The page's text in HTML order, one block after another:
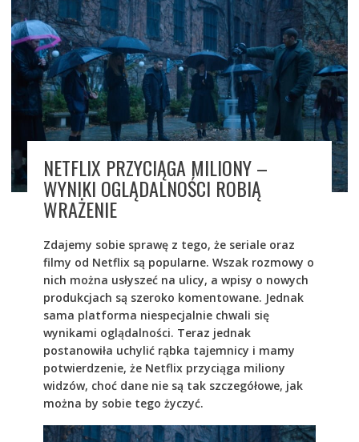
NETFLIX PRZYCIĄGA MILIONY –
WYNIKI OGLĄDALNOŚCI ROBIĄ
WRAŻENIE
Zdajemy sobie sprawę z tego, że seriale oraz
filmy od Netflix są popularne. Wszak rozmowy o
nich można usłyszeć na ulicy, a wpisy o nowych
produkcjach są szeroko komentowane. Jednak
sama platforma niespecjalnie chwali się
wynikami oglądalności. Teraz jednak
postanowiła uchylić rąbka tajemnicy i mamy
potwierdzenie, że Netflix przyciąga miliony
widzów, choć dane nie są tak szczegółowe, jak
można by sobie tego życzyć.